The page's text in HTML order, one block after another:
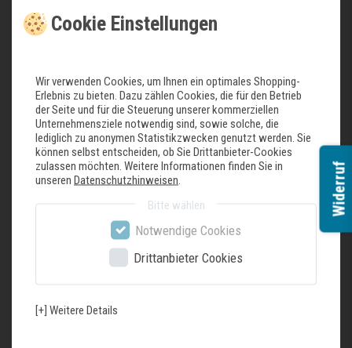
weitere Details
– Optimale Reinigungs- und glänzende Trocknungsergebnisse.
– Bis zu vier Weinglas-Körbe (16 Gläser) können im speedMatic 60-cm-
Geschirrspüler mit varioFlex Pro-, varioFlex Plus- oder varioFlex-Korbsystem
untergebracht werden.
– Bis zu zwei Weinglas-Körbe (8 Gläser) können im speedMatic 45-cm-
Geschirrspüler mit varioFlex Plus- oder varioFlex-Korbsystem untergebracht
– Maximale Glasabmessungen: Höhe = 245 mm / Durchmesser = ca. 105
– ZWIESEL 1872 empfiehlt den Siemens Weinglas-Korb.
Cookie Einstellungen
Wir verwenden Cookies, um Ihnen ein optimales Shopping-
Erlebnis zu bieten. Dazu zählen Cookies, die für den Betrieb
der Seite und für die Steuerung unserer kommerziellen
Unternehmensziele notwendig sind, sowie solche, die
lediglich zu anonymen Statistikzwecken genutzt werden. Sie
können selbst entscheiden, ob Sie Drittanbieter-Cookies
zulassen möchten. Weitere Informationen finden Sie in
unseren Datenschutzhinweisen
Bitte wählen
Notwendige Cookies
Drittanbieter Cookies
[+] Weitere Details
Widerruf